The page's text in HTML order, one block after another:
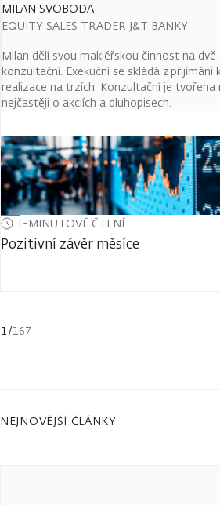
MILAN SVOBODA
EQUITY SALES TRADER J&T BANKY
Milan dělí svou makléřskou činnost na
konzultační. Exekuční se skládá z přijímání
realizace na trzích. Konzultační je tvořena
nejčastěji o akciích a dluhopisech.
1-MINUTOVÉ ČTENÍ
Pozitivní závěr měsíce
1/167
NEJNOVĚJŠÍ ČLÁNKY